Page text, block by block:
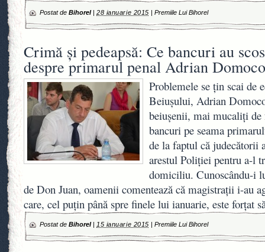
Postat de Bihorel| 28 ianuarie 2015 | Premiile Lui Bihorel
Crimă şi pedeapsă: Ce bancuri au
despre primarul penal Adrian
Problemele se ţin scai de
Beiuşului, Adrian
beiuşenii, mai mucaliţi de
bancuri pe seama
de la faptul că judecătorii
arestul Poliţiei pentru a-l
domiciliu. Cunoscându-i
de Don Juan, oamenii comentează că magistraţii i-au
care, cel puţin până spre finele lui ianuarie, este forţat
Postat de Bihorel| 15 ianuarie 2015 | Premiile Lui Bihorel